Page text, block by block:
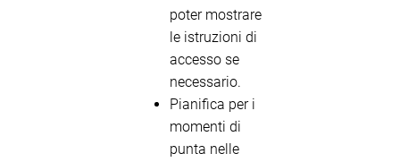
poter mostrare
le istruzioni di
accesso se
necessario.
Pianifica per i
momenti di
punta nelle